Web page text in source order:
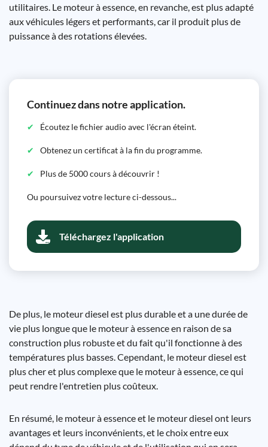
utilitaires. Le moteur à essence, en revanche, est plus adapté
aux véhicules légers et performants, car il produit plus de
puissance à des rotations élevées.
Continuez dans notre application.
Écoutez le fichier audio avec l'écran éteint.
Obtenez un certificat à la fin du programme.
Plus de 5000 cours à découvrir !
Ou poursuivez votre lecture ci-dessous...
Téléchargez l'application
De plus, le moteur diesel est plus durable et a une durée de
vie plus longue que le moteur à essence en raison de sa
construction plus robuste et du fait qu'il fonctionne à des
températures plus basses. Cependant, le moteur diesel est
plus cher et plus complexe que le moteur à essence, ce qui
peut rendre l'entretien plus coûteux.
En résumé, le moteur à essence et le moteur diesel ont leurs
avantages et leurs inconvénients, et le choix entre eux